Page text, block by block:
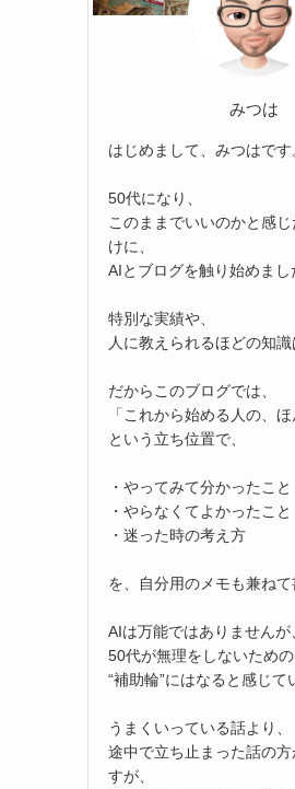
みつは
はじめまして、みつはです
50代になり、
このままでいいのかと感
けに、
AIとブログを触り始めまし
特別な実績や、
人に教えられるほどの知識
だからこのブログでは、
「これから始める人の、ほ
という立ち位置で、
・やってみて分かったこと
・やらなくてよかったこと
・迷った時の考え方
を、自分用のメモも兼ねて
AIは万能ではありませんが
50代が無理をしないための
“補助輪”にはなると感じて
うまくいっている話より、
途中で立ち止まった話の
すが、